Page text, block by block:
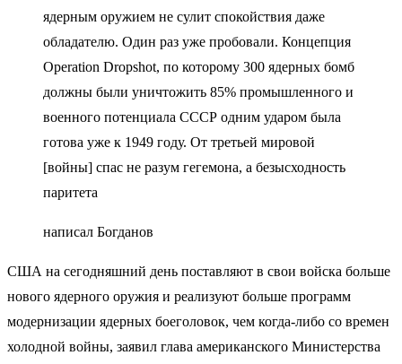
ядерным оружием не сулит спокойствия даже
обладателю. Один раз уже пробовали. Концепция
Operation Dropshot, по которому 300 ядерных бомб
должны были уничтожить 85% промышленного и
военного потенциала СССР одним ударом была
готова уже к 1949 году. От третьей мировой
[войны] спас не разум гегемона, а безысходность
паритета
написал Богданов
США на сегодняшний день поставляют в свои войска больше
нового ядерного оружия и реализуют больше программ
модернизации ядерных боеголовок, чем когда-либо со времен
холодной войны, заявил глава американского Министерства